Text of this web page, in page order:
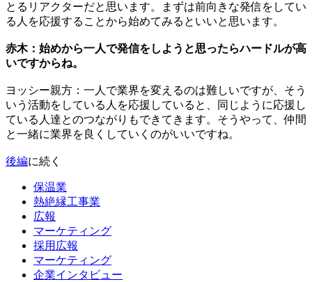
とるリアクターだと思います。まずは前向きな発信をしてい
る人を応援することから始めてみるといいと思います。
赤木：始めから一人で発信をしようと思ったらハードルが高
いですからね。
ヨッシー親方：一人で業界を変えるのは難しいですが、そう
いう活動をしている人を応援していると、同じように応援し
ている人達とのつながりもできてきます。そうやって、仲間
と一緒に業界を良くしていくのがいいですね。
後編に続く
保温業
熱絶縁工事業
広報
マーケティング
採用広報
マーケティング
企業インタビュー